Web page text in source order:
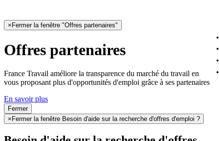
× Fermer la fenêtre "Offres partenaires"
Offres partenaires
France Travail améliore la transparence du marché du travail en
vous proposant plus d'opportunités d'emploi grâce à ses partenaires
En savoir plus
Fermer
× Fermer la fenêtre Besoin d'aide sur la recherche d'offres d'emploi ?